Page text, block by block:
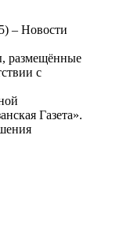
– Новости
размещённые
с
Газета».